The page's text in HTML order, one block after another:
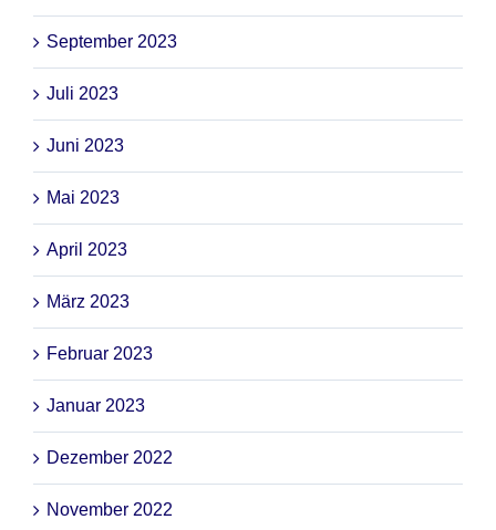
September 2023
Juli 2023
Juni 2023
Mai 2023
April 2023
März 2023
Februar 2023
Januar 2023
Dezember 2022
November 2022